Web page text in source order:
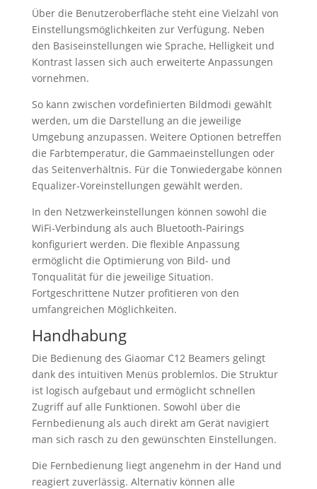
Über die Benutzeroberfläche steht eine Vielzahl von
Einstellungsmöglichkeiten zur Verfügung. Neben
den Basiseinstellungen wie Sprache, Helligkeit und
Kontrast lassen sich auch erweiterte Anpassungen
vornehmen.
So kann zwischen vordefinierten Bildmodi gewählt
werden, um die Darstellung an die jeweilige
Umgebung anzupassen. Weitere Optionen betreffen
die Farbtemperatur, die Gammaeinstellungen oder
das Seitenverhältnis. Für die Tonwiedergabe können
Equalizer-Voreinstellungen gewählt werden.
In den Netzwerkeinstellungen können sowohl die
WiFi-Verbindung als auch Bluetooth-Pairings
konfiguriert werden. Die flexible Anpassung
ermöglicht die Optimierung von Bild- und
Tonqualität für die jeweilige Situation.
Fortgeschrittene Nutzer profitieren von den
umfangreichen Möglichkeiten.
Handhabung
Die Bedienung des Giaomar C12 Beamers gelingt
dank des intuitiven Menüs problemlos. Die Struktur
ist logisch aufgebaut und ermöglicht schnellen
Zugriff auf alle Funktionen. Sowohl über die
Fernbedienung als auch direkt am Gerät navigiert
man sich rasch zu den gewünschten Einstellungen.
Die Fernbedienung liegt angenehm in der Hand und
reagiert zuverlässig. Alternativ können alle